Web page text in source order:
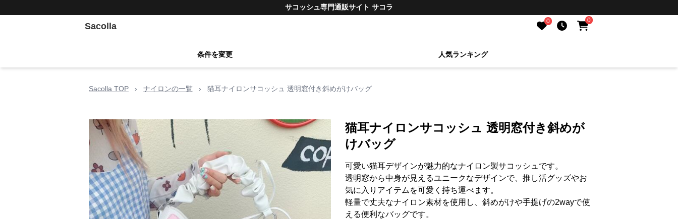
サコッシュ専門通販サイト サコラ
Sacolla 0 0
条件を変更 人気ランキング
Sacolla TOP › ナイロンの一覧 › 猫耳ナイロンサコッシュ 透明窓付き斜めがけバッグ
猫耳ナイロンサコッシュ 透明窓付き斜めが
けバッグ
可愛い猫耳デザインが魅力的なナイロン製サコッシュです。
透明窓から中身が見えるユニークなデザインで、推し活グッズやお
気に入りアイテムを可愛く持ち運べます。
軽量で丈夫なナイロン素材を使用し、斜めがけや手提げの2wayで使
える便利なバッグです。